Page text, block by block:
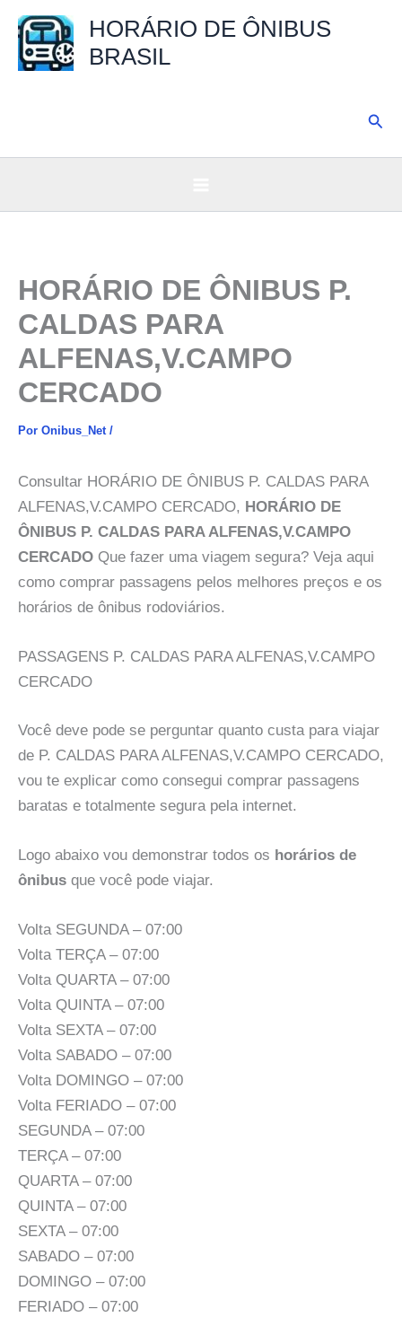
para
HORÁRIO DE ÔNIBUS
BRASIL
HORÁRIO DE ÔNIBUS P.
CALDAS PARA
ALFENAS,V.CAMPO
CERCADO
Por Onibus_Net /
Consultar HORÁRIO DE ÔNIBUS P. CALDAS PARA
ALFENAS,V.CAMPO CERCADO, HORÁRIO DE
ÔNIBUS P. CALDAS PARA ALFENAS,V.CAMPO
CERCADO Que fazer uma viagem segura? Veja aqui
como comprar passagens pelos melhores preços e os
horários de ônibus rodoviários.
PASSAGENS P. CALDAS PARA ALFENAS,V.CAMPO
CERCADO
Você deve pode se perguntar quanto custa para viajar
de P. CALDAS PARA ALFENAS,V.CAMPO CERCADO,
vou te explicar como consegui comprar passagens
baratas e totalmente segura pela internet.
Logo abaixo vou demonstrar todos os horários de
ônibus que você pode viajar.
Volta SEGUNDA – 07:00
Volta TERÇA – 07:00
Volta QUARTA – 07:00
Volta QUINTA – 07:00
Volta SEXTA – 07:00
Volta SABADO – 07:00
Volta DOMINGO – 07:00
Volta FERIADO – 07:00
SEGUNDA – 07:00
TERÇA – 07:00
QUARTA – 07:00
QUINTA – 07:00
SEXTA – 07:00
SABADO – 07:00
DOMINGO – 07:00
FERIADO – 07:00